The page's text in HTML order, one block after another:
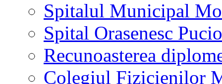
Spitalul Municipal
Spital Orasenesc
Recunoasterea
Colegiul Fizicienilor